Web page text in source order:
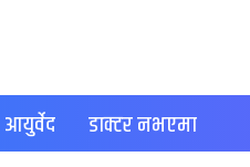
आयुर्वेद डाक्टर नभएमा